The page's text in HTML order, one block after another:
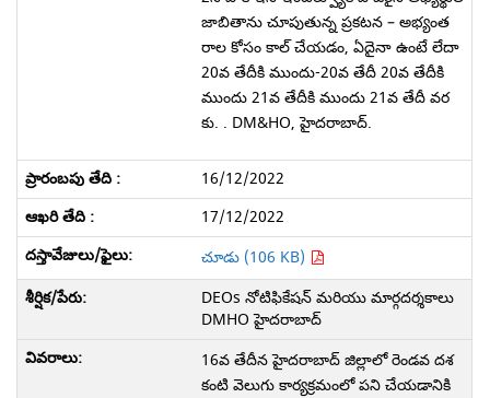
జాబితాను చూపుతున్న ప్రకటన – అభ్యంత
రాల కోసం కాల్ చేయడం, ఏదైనా ఉంటే లేదా
20వ తేదీకి ముందు-20వ తేదీ 20వ తేదీకి
ముందు 21వ తేదీకి ముందు 21వ తేదీ వర
కు. . DM&HO, హైదరాబాద్.
16/12/2022
17/12/2022
చూడు (106 KB)
DEOs నోటిఫికేషన్ మరియు మార్గదర్శకాలు
DMHO హైదరాబాద్
16వ తేదీన హైదరాబాద్ జిల్లాలో రెండవ దశ
కంటి వెలుగు కార్యక్రమంలో పని చేయడానికి